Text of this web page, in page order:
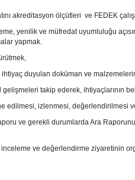
akreditasyon ölçütleri ve FEDEK
yenilik ve müfredat uyumluluğu
yapmak.
duyulan doküman ve
takip ederek, ihtiyaçlarının
edilmesi, izlenmesi, değerlendirilmesi
ve gerekli durumlarda Ara
inceleme ve değerlendirme ziyaretinin